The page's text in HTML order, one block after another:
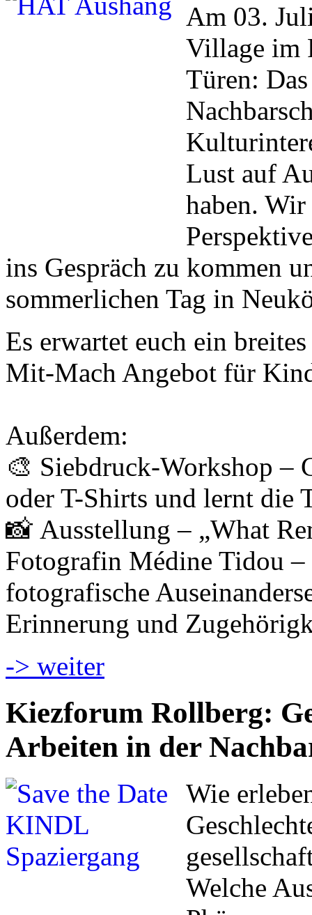
Am 03.
Village im
Türen:
Lust auf
haben. Wir
ins Gespräch zu kommen
sommerlichen Tag in
Es erwartet euch ein
Mit-Mach Angebot für
Außerdem:
🎨 Siebdruck-Workshop –
oder T-Shirts und lernt die
📸 Ausstellung – „What
Fotografin Médine Tidou
fotografische
Erinnerung und
-> weiter
Kiezforum Rollberg:
Arbeiten in der
Wie
Welche